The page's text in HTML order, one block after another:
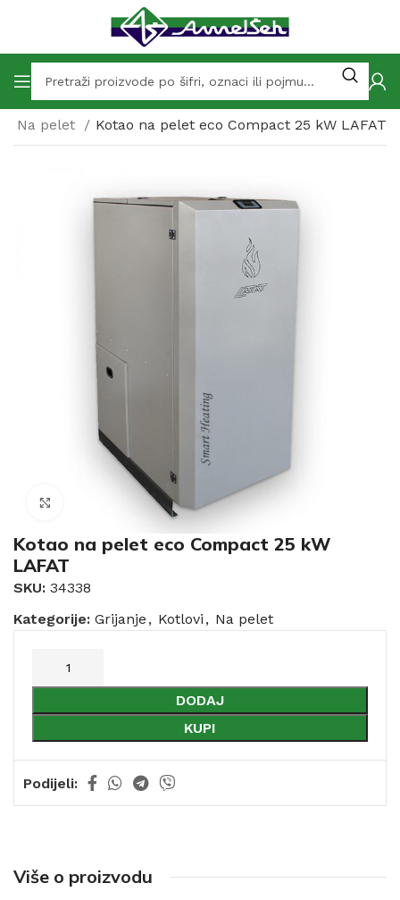
Na pelet Kotao na pelet eco Compact 25 kW LAFAT
Click to enlarge
Kotao na pelet eco Compact 25 kW
LAFAT
SKU: 34338
Kategorije: Grijanje , Kotlovi , Na pelet
DODAJ
KUPI
Podijeli:
Više o proizvodu